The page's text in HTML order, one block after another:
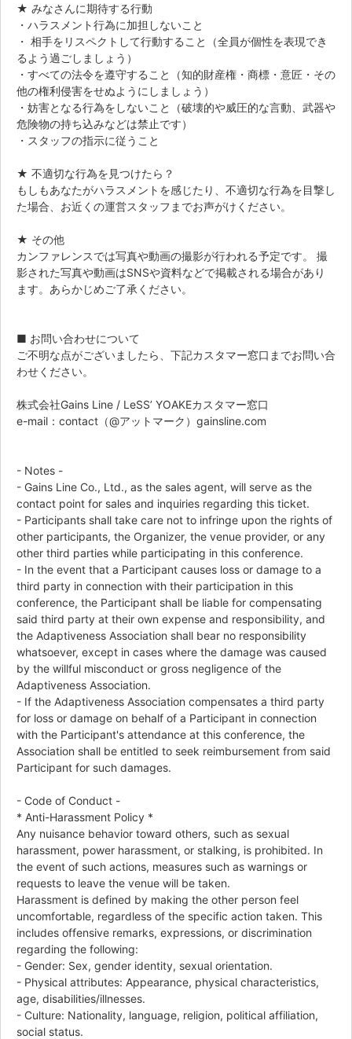
★ みなさんに期待する行動
・ハラスメント行為に加担しないこと
・ 相手をリスペクトして行動すること（全員が個性を表現でき
るよう過ごしましょう）
・すべての法令を遵守すること（知的財産権・商標・意匠・その
他の権利侵害をせぬようにしましょう）
・妨害となる行為をしないこと（破壊的や威圧的な言動、武器や
危険物の持ち込みなどは禁止です）
・スタッフの指示に従うこと
★ 不適切な行為を見つけたら？
もしもあなたがハラスメントを感じたり、不適切な行為を目撃し
た場合、お近くの運営スタッフまでお声がけください。
★ その他
カンファレンスでは写真や動画の撮影が行われる予定です。 撮
影された写真や動画はSNSや資料などで掲載される場合があり
ます。あらかじめご了承ください。
■ お問い合わせについて
ご不明な点がございましたら、下記カスタマー窓口までお問い合
わせください。
株式会社Gains Line / LeSS’ YOAKEカスタマー窓口
e-mail：contact（@アットマーク）gainsline.com
- Notes -
- Gains Line Co., Ltd., as the sales agent, will serve as the
contact point for sales and inquiries regarding this ticket.
- Participants shall take care not to infringe upon the rights of
other participants, the Organizer, the venue provider, or any
other third parties while participating in this conference.
- In the event that a Participant causes loss or damage to a
third party in connection with their participation in this
conference, the Participant shall be liable for compensating
said third party at their own expense and responsibility, and
the Adaptiveness Association shall bear no responsibility
whatsoever, except in cases where the damage was caused
by the willful misconduct or gross negligence of the
Adaptiveness Association.
- If the Adaptiveness Association compensates a third party
for loss or damage on behalf of a Participant in connection
with the Participant's attendance at this conference, the
Association shall be entitled to seek reimbursement from said
Participant for such damages.
- Code of Conduct -
* Anti-Harassment Policy *
Any nuisance behavior toward others, such as sexual
harassment, power harassment, or stalking, is prohibited. In
the event of such actions, measures such as warnings or
requests to leave the venue will be taken.
Harassment is defined by making the other person feel
uncomfortable, regardless of the specific action taken. This
includes offensive remarks, expressions, or discrimination
regarding the following:
- Gender: Sex, gender identity, sexual orientation.
- Physical attributes: Appearance, physical characteristics,
age, disabilities/illnesses.
- Culture: Nationality, language, religion, political affiliation,
social status.